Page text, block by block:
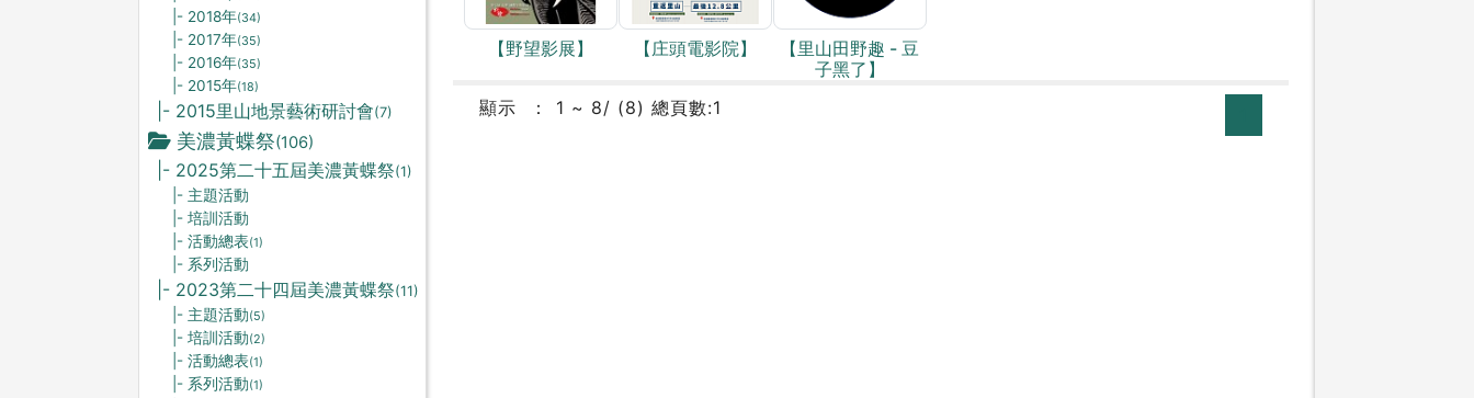
|- 2018年(34)
|- 2017年(35)
|- 2016年(35)
|- 2015年(18)
|- 2015里山地景藝術研討會(7)
美濃黃蝶祭(106)
|- 2025第二十五屆美濃黃蝶祭(1)
|- 主題活動
|- 培訓活動
|- 活動總表(1)
|- 系列活動
|- 2023第二十四屆美濃黃蝶祭(11)
|- 主題活動(5)
|- 培訓活動(2)
|- 活動總表(1)
|- 系列活動(1)
【野望影展】 【庄頭電影院】
【里山田野趣 - 豆
子黑了】
顯示
1 ~ 8/ (8) 總頁數:1